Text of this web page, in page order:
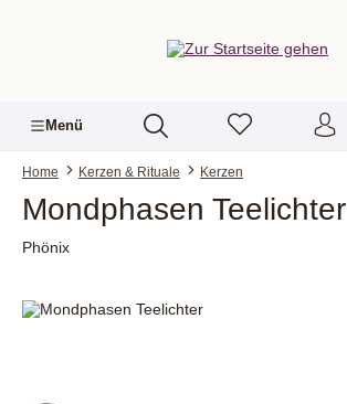
Menü
Home Kerzen & Rituale Kerzen
Mondphasen Teelichter
Phönix
Bildergalerie überspringen